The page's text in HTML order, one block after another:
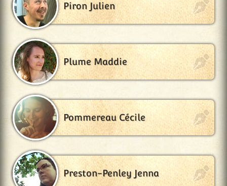
Piron Julien
Plume Maddie
Pommereau Cécile
Preston-Penley Jenna